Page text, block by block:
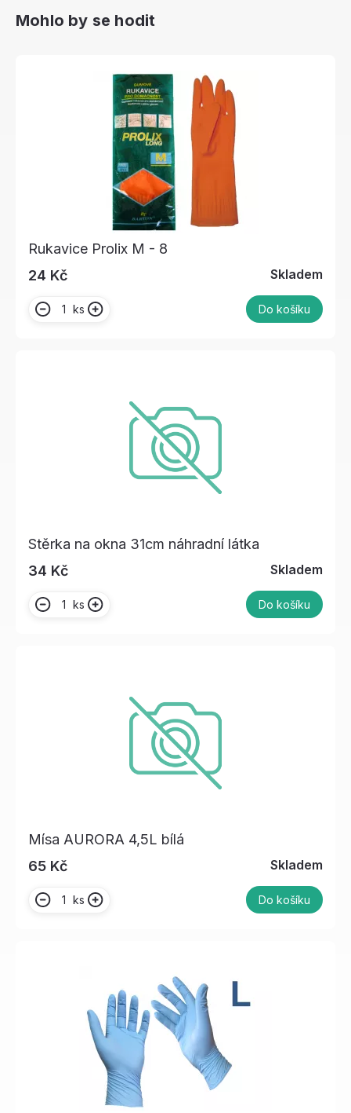
Mohlo by se hodit
Rukavice Prolix M - 8
24 Kč
Skladem
ks Do košíku
Stěrka na okna 31cm náhradní látka
34 Kč
Skladem
ks Do košíku
Mísa AURORA 4,5L bílá
65 Kč
Skladem
ks Do košíku